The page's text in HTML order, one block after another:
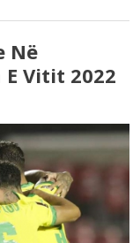
Në
Vitit 2022